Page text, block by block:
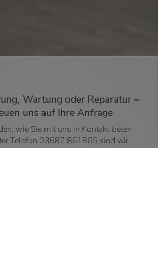
Wartung oder Reparatur –
uns auf Ihre Anfrage
wie Sie mit uns in Kontakt treten
Telefon 03687 861865 sind wir